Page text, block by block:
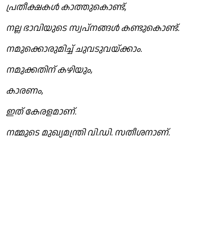
പ്രതീക്ഷകൾ കാത്തുകൊണ്ട്,
നല്ല ഭാവിയുടെ സ്വപ്നങ്ങൾ കണ്ടുകൊണ്ട്.
നമുക്കൊരുമിച്ച് ചുവടുവയ്ക്കാം.
നമുക്കതിന് കഴിയും,
കാരണം,
ഇത് കേരളമാണ്.
നമ്മുടെ മുഖ്യമന്ത്രി വി.ഡി. സതീശനാണ്.